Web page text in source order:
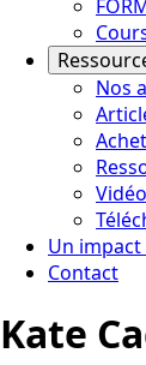
Nos
Un
Contact
Kate